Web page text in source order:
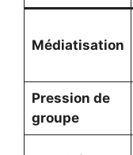
Médiatisation
Pression de
groupe